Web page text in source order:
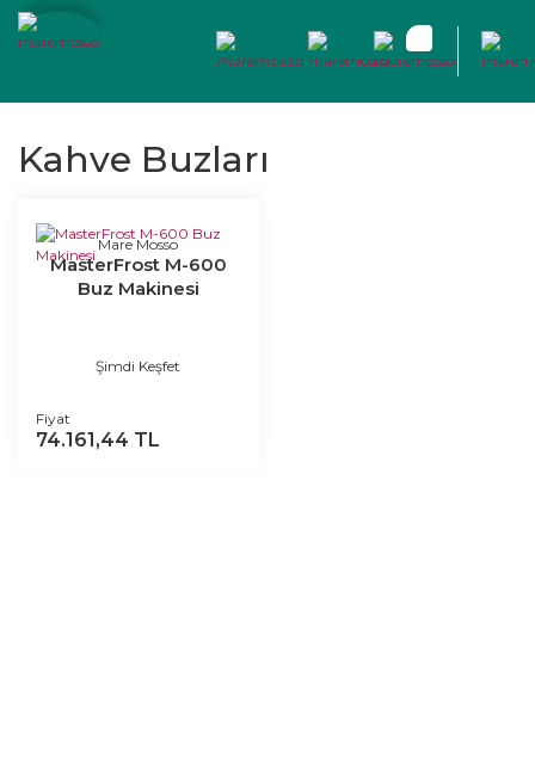
Kahve Buzları
Mare Mosso
MasterFrost M-600
Buz Makinesi
Şimdi Keşfet
Fiyat
74.161,44 TL